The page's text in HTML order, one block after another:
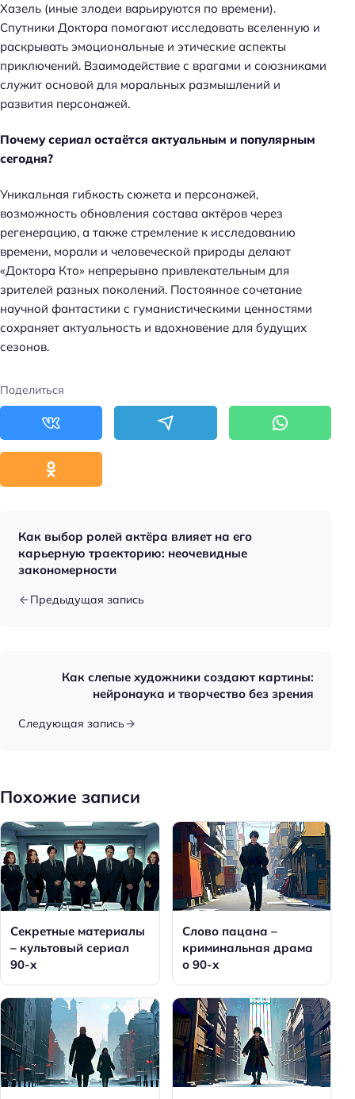
Хазель (иные злодеи варьируются по времени).
Спутники Доктора помогают исследовать вселенную и
раскрывать эмоциональные и этические аспекты
приключений. Взаимодействие с врагами и союзниками
служит основой для моральных размышлений и
развития персонажей.
Почему сериал остаётся актуальным и популярным
сегодня?
Уникальная гибкость сюжета и персонажей,
возможность обновления состава актёров через
регенерацию, а также стремление к исследованию
времени, морали и человеческой природы делают
«Доктора Кто» непрерывно привлекательным для
зрителей разных поколений. Постоянное сочетание
научной фантастики с гуманистическими ценностями
сохраняет актуальность и вдохновение для будущих
сезонов.
Поделиться
Как выбор ролей актёра влияет на его
карьерную траекторию: неочевидные
закономерности
Предыдущая запись
Как слепые художники создают картины:
нейронаука и творчество без зрения
Следующая запись
Похожие записи
Секретные материалы
– культовый сериал
90-х
Слово пацана –
криминальная драма
о 90-х